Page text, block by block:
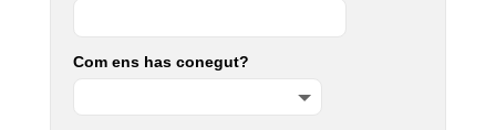
Com ens has conegut?